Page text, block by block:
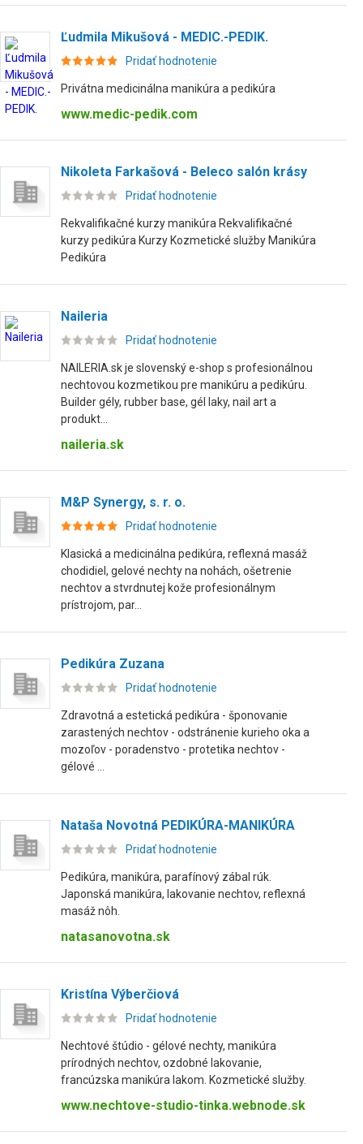
Ľudmila Mikušová - MEDIC.-PEDIK.
Pridať hodnotenie
Privátna medicinálna manikúra a pedikúra
www.medic-pedik.com
Nikoleta Farkašová - Beleco salón krásy
Pridať hodnotenie
Rekvalifikačné kurzy manikúra Rekvalifikačné
kurzy pedikúra Kurzy Kozmetické služby Manikúra
Pedikúra
Naileria
Pridať hodnotenie
NAILERIA.sk je slovenský e-shop s profesionálnou
nechtovou kozmetikou pre manikúru a pedikúru.
Builder gély, rubber base, gél laky, nail art a
produkt...
naileria.sk
M&P Synergy, s. r. o.
Pridať hodnotenie
Klasická a medicinálna pedikúra, reflexná masáž
chodidiel, gelové nechty na nohách, ošetrenie
nechtov a stvrdnutej kože profesionálnym
prístrojom, par...
Pedikúra Zuzana
Pridať hodnotenie
Zdravotná a estetická pedikúra - šponovanie
zarastených nechtov - odstránenie kurieho oka a
mozoľov - poradenstvo - protetika nechtov -
gélové ...
Nataša Novotná PEDIKÚRA-MANIKÚRA
Pridať hodnotenie
Pedikúra, manikúra, parafínový zábal rúk.
Japonská manikúra, lakovanie nechtov, reflexná
masáž nôh.
natasanovotna.sk
Kristína Výberčiová
Pridať hodnotenie
Nechtové štúdio - gélové nechty, manikúra
prírodných nechtov, ozdobné lakovanie,
francúzska manikúra lakom. Kozmetické služby.
www.nechtove-studio-tinka.webnode.sk